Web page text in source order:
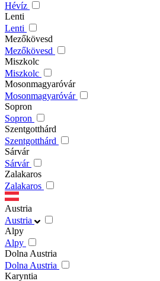
Hévíz
Lenti
Lenti
Mezőkövesd
Mezőkövesd
Miszkolc
Miszkolc
Mosonmagyaróvár
Mosonmagyaróvár
Sopron
Sopron
Szentgotthárd
Szentgotthárd
Sárvár
Sárvár
Zalakaros
Zalakaros
Austria
Austria
Alpy
Alpy
Dolna Austria
Dolna Austria
Karyntia